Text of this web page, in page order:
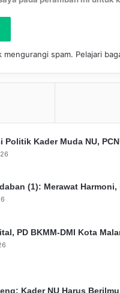
mengurangi spam. Pelajari
Politik Kader Muda NU,
(1): Merawat
PD BKMM-DMI Kota
Kader NU Harus